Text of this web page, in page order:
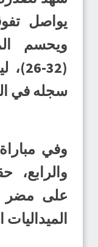
يواصل
ويحسم
(32-
سجله في
وفي
والرابع،
الميداليات